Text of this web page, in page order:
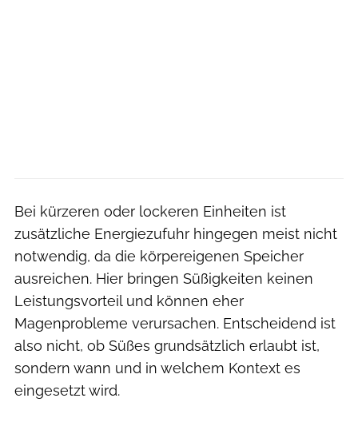
Bei kürzeren oder lockeren Einheiten ist
zusätzliche Energiezufuhr hingegen meist nicht
notwendig, da die körpereigenen Speicher
ausreichen. Hier bringen Süßigkeiten keinen
Leistungsvorteil und können eher
Magenprobleme verursachen. Entscheidend ist
also nicht, ob Süßes grundsätzlich erlaubt ist,
sondern wann und in welchem Kontext es
eingesetzt wird.